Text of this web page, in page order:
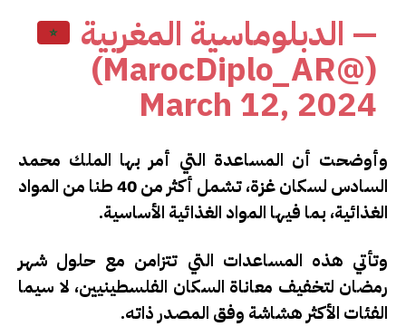
— الدبلوماسية المغربية
(@MarocDiplo_AR)
March 12, 2024
وأوضحت أن المساعدة التي أمر بها الملك محمد
السادس لسكان غزة، تشمل أكثر من 40 طنا من المواد
الغذائية، بما فيها المواد الغذائية الأساسية.
وتأتي هذه المساعدات التي تتزامن مع حلول شهر
رمضان لتخفيف معاناة السكان الفلسطينيين، لا سيما
الفئات الأكثر هشاشة وفق المصدر ذاته.